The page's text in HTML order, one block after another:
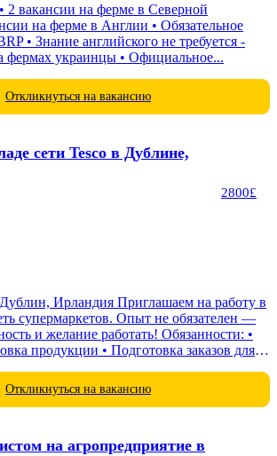
2 вакансии на ферме в Северной
в Англии • Обязательное
• Знание английского не требуется -
70% работников на фермах украинцы • Официальное...
Откликнуться на вакансию
сети Tesco в Дублине,
2800£
Приглашаем на работу в
супермаркетов. Опыт не обязателен —
работать! Обязанности: •
продукции • Подготовка заказов для
Откликнуться на вакансию
на агропредприятие в